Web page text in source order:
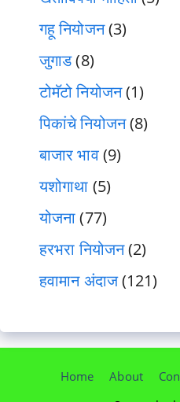
गहू नियोजन(3)
जुगाड(8)
टोमॅटो नियोजन(1)
पिकांचे नियोजन(8)
बाजार भाव(9)
यशोगाथा (5)
योजना(77)
हरभरा नियोजन(2)
हवामान अंदाज(121)
Home About